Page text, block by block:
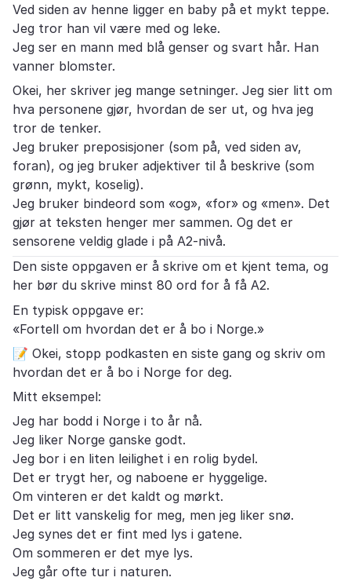
Ved siden av henne ligger en baby på et mykt teppe.
Jeg tror han vil være med og leke.
Jeg ser en mann med blå genser og svart hår. Han
vanner blomster.
Okei, her skriver jeg mange setninger. Jeg sier litt om
hva personene gjør, hvordan de ser ut, og hva jeg
tror de tenker.
Jeg bruker preposisjoner (som på, ved siden av,
foran), og jeg bruker adjektiver til å beskrive (som
grønn, mykt, koselig).
Jeg bruker bindeord som «og», «for» og «men». Det
gjør at teksten henger mer sammen. Og det er
sensorene veldig glade i på A2-nivå.
Den siste oppgaven er å skrive om et kjent tema, og
her bør du skrive minst 80 ord for å få A2.
En typisk oppgave er:
«Fortell om hvordan det er å bo i Norge.»
📝 Okei, stopp podkasten en siste gang og skriv om
hvordan det er å bo i Norge for deg.
Mitt eksempel:
Jeg har bodd i Norge i to år nå.
Jeg liker Norge ganske godt.
Jeg bor i en liten leilighet i en rolig bydel.
Det er trygt her, og naboene er hyggelige.
Om vinteren er det kaldt og mørkt.
Det er litt vanskelig for meg, men jeg liker snø.
Jeg synes det er fint med lys i gatene.
Om sommeren er det mye lys.
Jeg går ofte tur i naturen.